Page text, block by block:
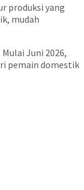
produksi yang
mudah
Juni 2026,
pemain domestik